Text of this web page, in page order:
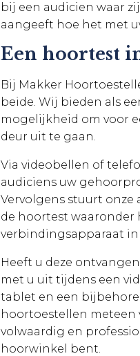
bij een audicien waar
aangeeft hoe het met
Een hoortest
Bij Makker
beide. Wij bieden als
mogelijkheid om voor
deur uit te gaan.
Via videobellen of
audiciens uw
Vervolgens stuurt
de hoortest waaronder
verbindingsapparaat in
Heeft u deze
met u uit tijdens een
tablet en een
hoortoestellen meteen
volwaardig en
hoorwinkel bent.